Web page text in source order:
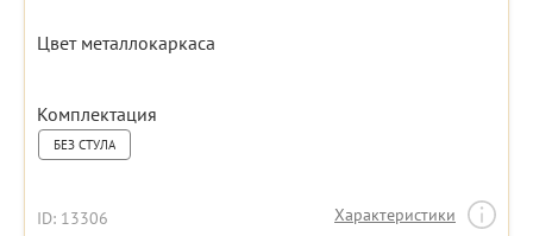
Цвет металлокаркаса
Комплектация
БЕЗ СТУЛА
ID: 13306 Характеристики